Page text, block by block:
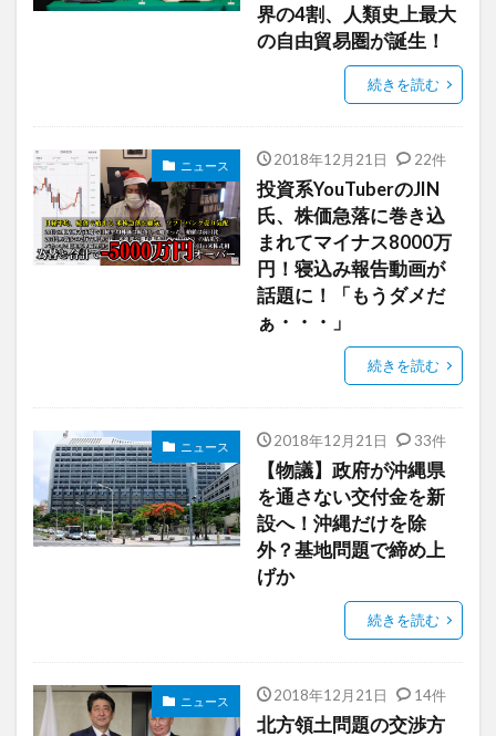
界の4割、人類史上最大
の自由貿易圏が誕生！
続きを読む
ニュース 2018年12月21日 22件
投資系YouTuberのJIN
氏、株価急落に巻き込
まれてマイナス8000万
円！寝込み報告動画が
話題に！「もうダメだ
ぁ・・・」
続きを読む
ニュース 2018年12月21日 33件
【物議】政府が沖縄県
を通さない交付金を新
設へ！沖縄だけを除
外？基地問題で締め上
げか
続きを読む
ニュース 2018年12月21日 14件
北方領土問題の交渉方